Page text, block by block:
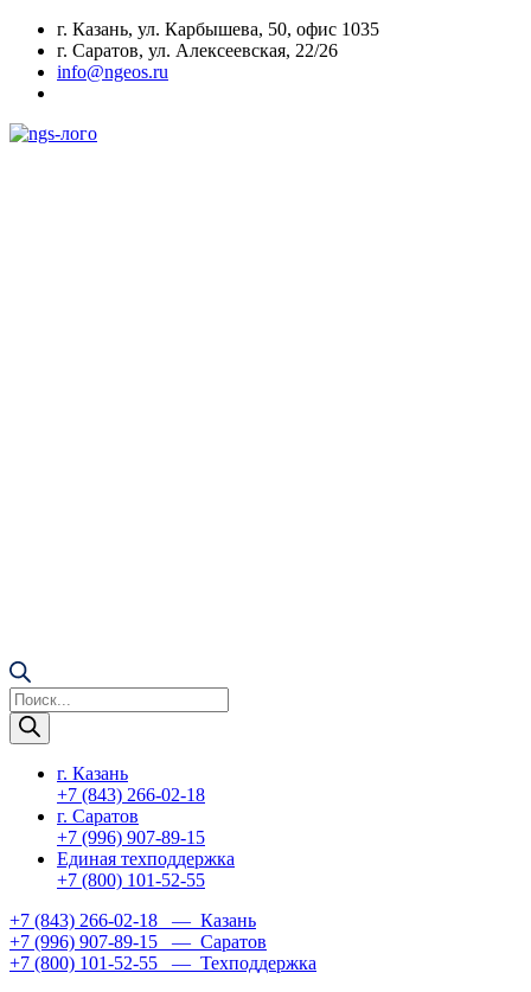
г. Казань, ул. Карбышева, 50, офис 1035
г. Саратов, ул. Алексеевская, 22/26
info@ngeos.ru
Поиск
товаров
г. Казань
+7 (843) 266-02-18
г. Саратов
+7 (996) 907-89-15
Единая техподдержка
+7 (800) 101-52-55
+7 (843) 266-02-18 — Казань
+7 (996) 907-89-15 — Саратов
+7 (800) 101-52-55 — Техподдержка